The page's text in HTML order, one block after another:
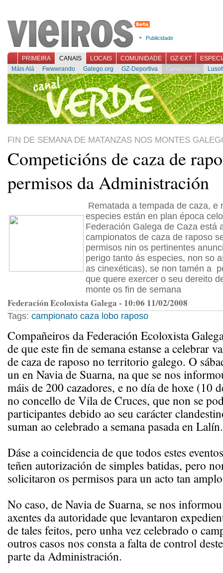
Publicidade
PRIMEIRA CANAIS LOCAIS COMUNIDADE GZ-EXT
Máis Alá
Fwwwrando Galego.org GZ-Deportiva Canal Verde
FIN DE SEMANA DE MATANZAS NOS MONTES
Competicións de caza de
permisos da Administración
Rematada a tempada de caza, e
especies están en plan época
Federación Galega de Caza está
campionatos de caza de raposo
permisos nin os pertinentes
perigo tanto ás especies, non so
as cinexéticas), se non tamén a
que quere exercer o seu dereito
monte os fin de semana
Federación Ecoloxista Galega - 10:06 11/02/2008
Tags: campionato caza lobo raposo
Compañeiros da Federación Ecoloxista
de que este fin de semana estanse a celebrar
de caza de raposo no territorio galego. O
un en Navia de Suarna, na que se nos
máis de 200 cazadores, e no día de hoxe (10
no concello de Vila de Cruces, que non se
participantes debido ao seu carácter
suman ao celebrado a semana pasada en Lalín.
Dáse a coincidencia de que todos estes
teñen autorización de simples batidas, pero
solicitaron os permisos para un acto tan
No caso, de Navia de Suarna, se nos
axentes da autoridade que levantaron
de tales feitos, pero unha vez celebrado o
outros casos nos consta a falta de control
parte da Administración.